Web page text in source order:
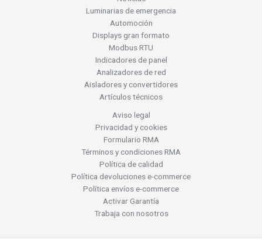
Luminarias de emergencia
Automoción
Displays gran formato
Modbus RTU
Indicadores de panel
Analizadores de red
Aisladores y convertidores
Artículos técnicos
Aviso legal
Privacidad y cookies
Formulario RMA
Términos y condiciones RMA
Política de calidad
Política devoluciones e-commerce
Política envíos e-commerce
Activar Garantía
Trabaja con nosotros